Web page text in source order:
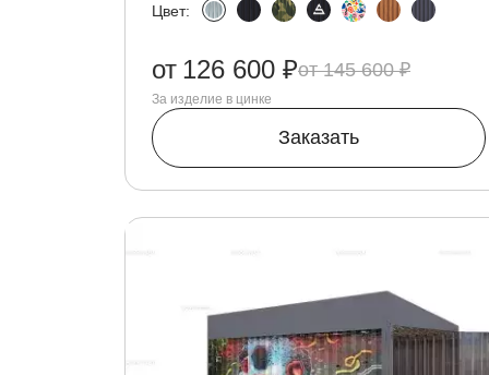
Цвет:
145 600 ₽
от 126 600 ₽
За изделие в цинке
Заказать